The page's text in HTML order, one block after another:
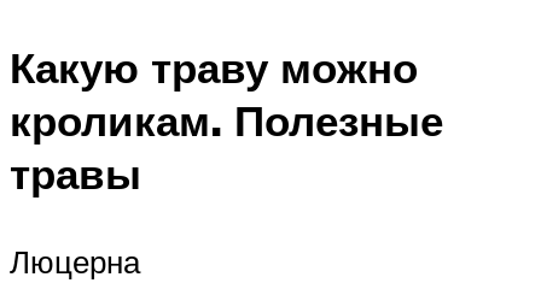
Какую траву можно
кроликам. Полезные
травы
Люцерна